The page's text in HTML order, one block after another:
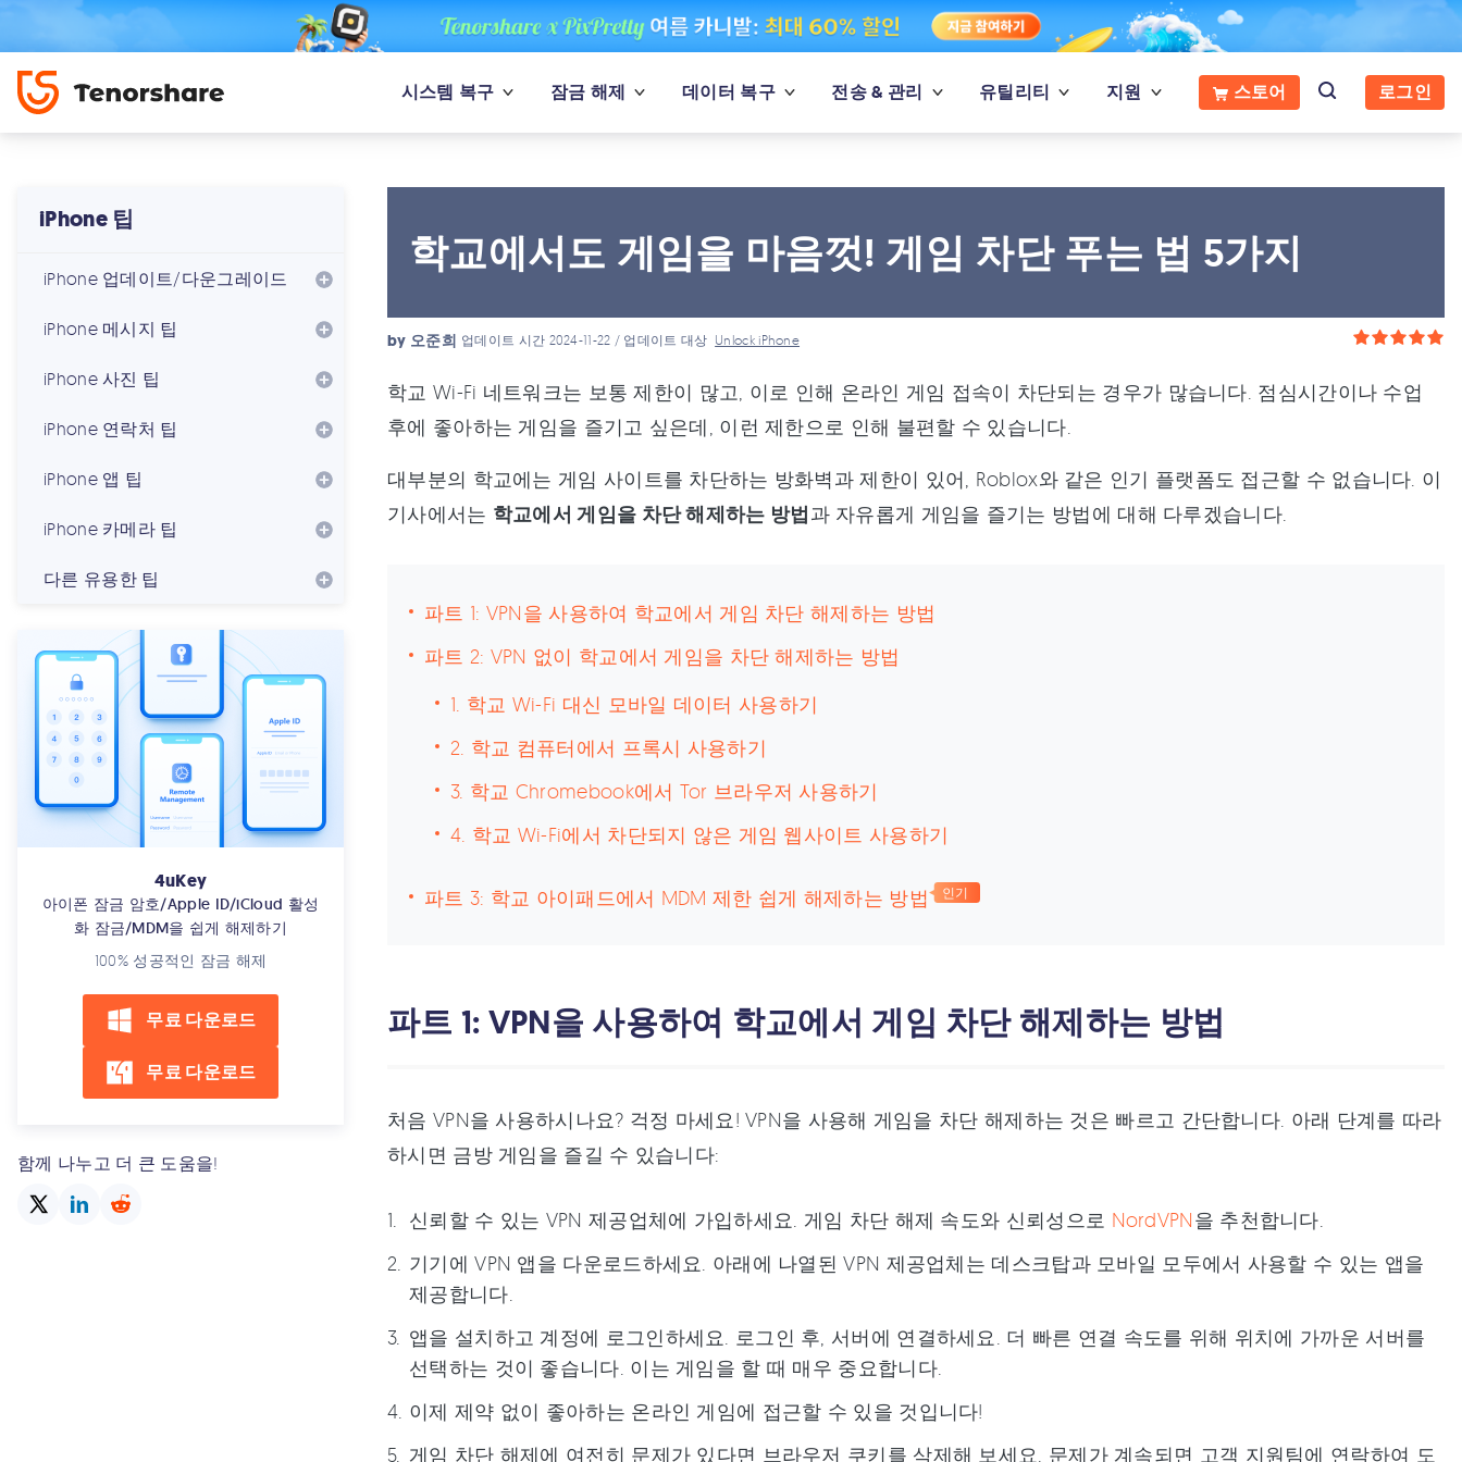
시스템 복구 잠금 해제 데이터 복구 전송 & 관리 유틸리티 지원 스토어 로그인
iPhone 팁
iPhone 업데이트/다운그레이드
iPhone 메시지 팁
iPhone 사진 팁
iPhone 연락처 팁
iPhone 앱 팁
iPhone 카메라 팁
다른 유용한 팁
4uKey
아이폰 잠금 암호/Apple ID/iCloud 활성
화 잠금/MDM을 쉽게 해제하기
100% 성공적인 잠금 해제
무료 다운로드
무료 다운로드
함께 나누고 더 큰 도움을!
학교에서도 게임을 마음껏! 게임 차단 푸는 법 5가지
by 오준희 업데이트 시간 2024-11-22 / 업데이트 대상 Unlock iPhone
학교 Wi-Fi 네트워크는 보통 제한이 많고, 이로 인해 온라인 게임 접속이 차단되는 경우가 많습니다. 점심시간이나 수업
후에 좋아하는 게임을 즐기고 싶은데, 이런 제한으로 인해 불편할 수 있습니다.
대부분의 학교에는 게임 사이트를 차단하는 방화벽과 제한이 있어, Roblox와 같은 인기 플랫폼도 접근할 수 없습니다. 이
기사에서는 학교에서 게임을 차단 해제하는 방법과 자유롭게 게임을 즐기는 방법에 대해 다루겠습니다.
파트 1: VPN을 사용하여 학교에서 게임 차단 해제하는 방법
파트 2: VPN 없이 학교에서 게임을 차단 해제하는 방법
1. 학교 Wi-Fi 대신 모바일 데이터 사용하기
2. 학교 컴퓨터에서 프록시 사용하기
3. 학교 Chromebook에서 Tor 브라우저 사용하기
4. 학교 Wi-Fi에서 차단되지 않은 게임 웹사이트 사용하기
파트 3: 학교 아이패드에서 MDM 제한 쉽게 해제하는 방법 인기
파트 1: VPN을 사용하여 학교에서 게임 차단 해제하는 방법
처음 VPN을 사용하시나요? 걱정 마세요! VPN을 사용해 게임을 차단 해제하는 것은 빠르고 간단합니다. 아래 단계를 따라
하시면 금방 게임을 즐길 수 있습니다:
신뢰할 수 있는 VPN 제공업체에 가입하세요. 게임 차단 해제 속도와 신뢰성으로 NordVPN을 추천합니다.
기기에 VPN 앱을 다운로드하세요. 아래에 나열된 VPN 제공업체는 데스크탑과 모바일 모두에서 사용할 수 있는 앱을
제공합니다.
앱을 설치하고 계정에 로그인하세요. 로그인 후, 서버에 연결하세요. 더 빠른 연결 속도를 위해 위치에 가까운 서버를
선택하는 것이 좋습니다. 이는 게임을 할 때 매우 중요합니다.
이제 제약 없이 좋아하는 온라인 게임에 접근할 수 있을 것입니다!
게임 차단 해제에 여전히 문제가 있다면 브라우저 쿠키를 삭제해 보세요. 문제가 계속되면 고객 지원팀에 연락하여 도